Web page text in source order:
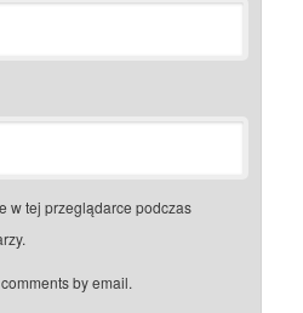
w tej przeglądarce podczas
by email.